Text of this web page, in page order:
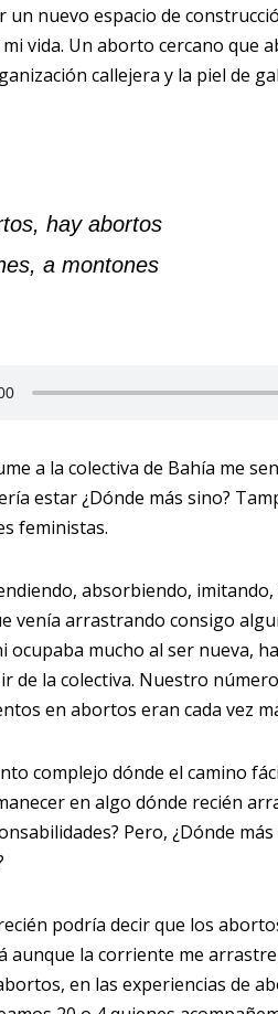
un nuevo espacio de
vida. Un aborto cercano que
callejera y la piel de
hay abortos
a montones
a la colectiva de Bahía me
estar ¿Dónde más sino?
feministas.
absorbiendo,
venía arrastrando consigo
ocupaba mucho al ser nueva,
de la colectiva. Nuestro
en abortos eran cada vez
complejo dónde el camino
en algo dónde recién
Pero, ¿Dónde
podría decir que los
aunque la corriente me
en las experiencias de